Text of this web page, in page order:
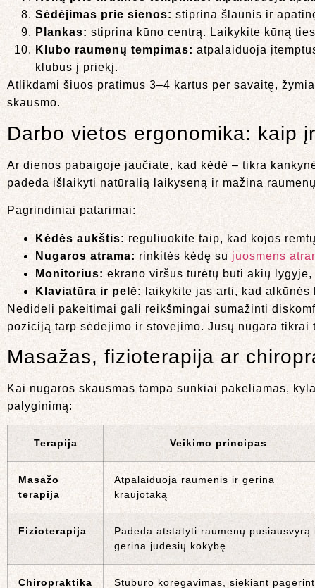
Sėdėjimas prie sienos: stiprina šlaunis ir
Plankas: stiprina kūno centrą. Laikykite kūną
Klubo raumenų tempimas: atpalaiduoja
klubus į priekį.
Atlikdami šiuos pratimus 3–4 kartus per savaitę,
skausmo.
Darbo vietos ergonomika: kaip
Ar dienos pabaigoje jaučiate, kad kėdė – tikra
padeda išlaikyti natūralią laikyseną ir mažina
Pagrindiniai patarimai:
Kėdės aukštis: reguliuokite taip, kad kojos
Nugaros atrama: rinkitės kėdę su juosmens
Monitorius: ekrano viršus turėtų būti akių lygyje,
Klaviatūra ir pelė:
laikykite jas arti, kad alkūnės
Nedideli pakeitimai gali reikšmingai sumažinti
poziciją tarp sėdėjimo ir stovėjimo. Jūsų nugara tikrai
Masažas, fizioterapija ar
Kai nugaros skausmas tampa sunkiai pakeliamas,
palyginimą:
Terapija Veikimo principas
Masažo
terapija
Atpalaiduoja raumenis ir gerina
kraujotaką
Fizioterapija
Padeda atstatyti raumenų pusiausvyrą
gerina judesių kokybę
Chiropraktika Stuburo koregavimas, siekiant